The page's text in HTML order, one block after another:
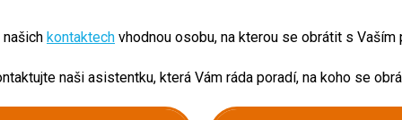
kontaktech vhodnou osobu, na kterou se obrátit s Vaším
naši asistentku, která Vám ráda poradí, na koho se